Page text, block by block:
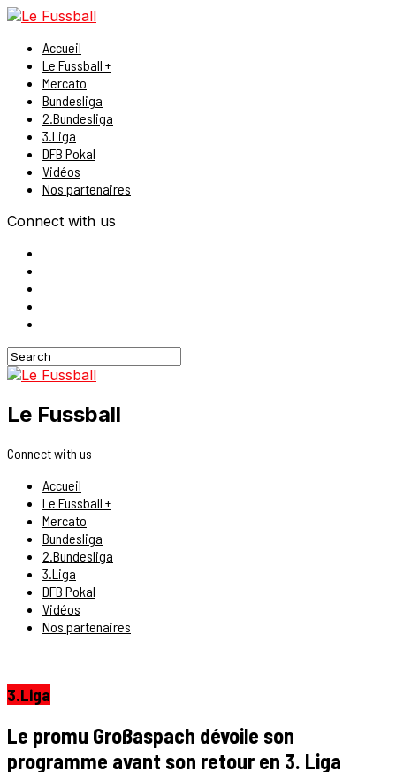
Accueil
Le Fussball +
Mercato
Bundesliga
2.Bundesliga
3.Liga
DFB Pokal
Vidéos
Nos partenaires
Connect with us
Le Fussball
Connect with us
Accueil
Le Fussball +
Mercato
Bundesliga
2.Bundesliga
3.Liga
DFB Pokal
Vidéos
Nos partenaires
3.Liga
Le promu Großaspach dévoile son
programme avant son retour en 3. Liga